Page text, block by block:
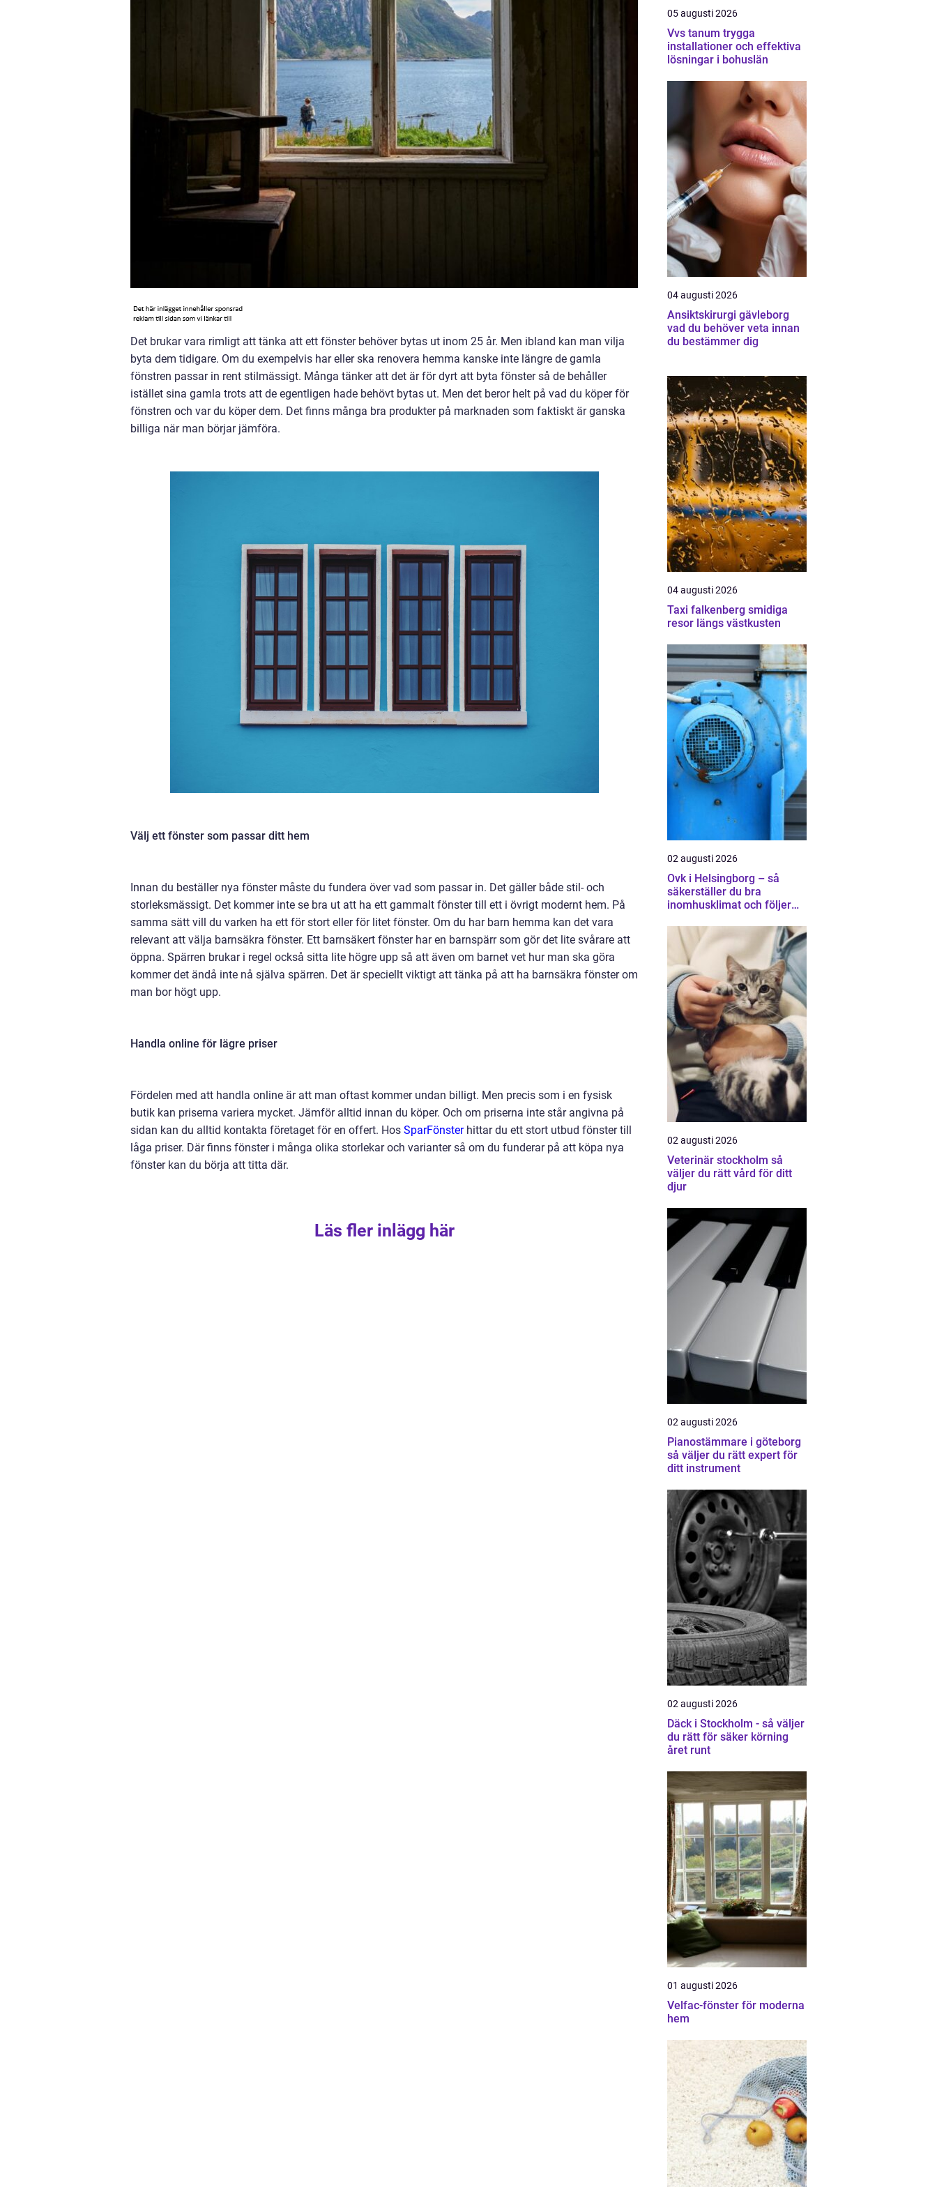
Det brukar vara rimligt att tänka att ett fönster behöver bytas ut inom 25 år. Men ibland kan man vilja
byta dem tidigare. Om du exempelvis har eller ska renovera hemma kanske inte längre de gamla
fönstren passar in rent stilmässigt. Många tänker att det är för dyrt att byta fönster så de behåller
istället sina gamla trots att de egentligen hade behövt bytas ut. Men det beror helt på vad du köper för
fönstren och var du köper dem. Det finns många bra produkter på marknaden som faktiskt är ganska
billiga när man börjar jämföra.
Välj ett fönster som passar ditt hem
Innan du beställer nya fönster måste du fundera över vad som passar in. Det gäller både stil- och
storleksmässigt. Det kommer inte se bra ut att ha ett gammalt fönster till ett i övrigt modernt hem. På
samma sätt vill du varken ha ett för stort eller för litet fönster. Om du har barn hemma kan det vara
relevant att välja barnsäkra fönster. Ett barnsäkert fönster har en barnspärr som gör det lite svårare att
öppna. Spärren brukar i regel också sitta lite högre upp så att även om barnet vet hur man ska göra
kommer det ändå inte nå själva spärren. Det är speciellt viktigt att tänka på att ha barnsäkra fönster om
man bor högt upp.
Handla online för lägre priser
Fördelen med att handla online är att man oftast kommer undan billigt. Men precis som i en fysisk
butik kan priserna variera mycket. Jämför alltid innan du köper. Och om priserna inte står angivna på
sidan kan du alltid kontakta företaget för en offert. Hos SparFönsterhittar du ett stort utbud fönster till
låga priser. Där finns fönster i många olika storlekar och varianter så om du funderar på att köpa nya
fönster kan du börja att titta där.
Läs fler inlägg här
05 augusti 2026
Vvs tanum trygga
installationer och effektiva
lösningar i bohuslän
04 augusti 2026
Ansiktskirurgi gävleborg
vad du behöver veta innan
du bestämmer dig
04 augusti 2026
Taxi falkenberg smidiga
resor längs västkusten
02 augusti 2026
Ovk i Helsingborg – så
säkerställer du bra
inomhusklimat och följer
02 augusti 2026
Veterinär stockholm så
väljer du rätt vård för ditt
djur
02 augusti 2026
Pianostämmare i göteborg
så väljer du rätt expert för
ditt instrument
02 augusti 2026
Däck i Stockholm - så väljer
du rätt för säker körning
året runt
01 augusti 2026
Velfac-fönster för moderna
hem